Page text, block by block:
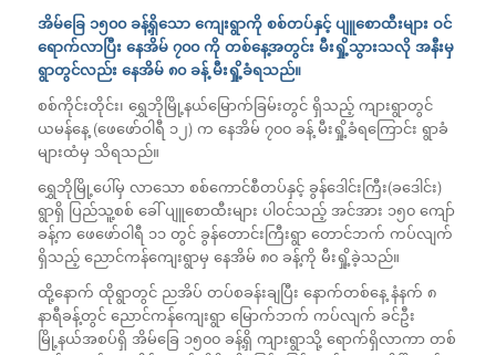
အိမ်ခြေ ၁၅၀၀ ခန့်ရှိသော ကျေးရွာကို စစ်တပ်နှင့် ပျူစောထီးများ ဝင်
ရောက်လာပြီး နေအိမ် ၇၀၀ ကို တစ်နေ့အတွင်း မီးရှို့သွားသလို အနီးမှ
ရွာတွင်လည်း နေအိမ် ၈၀ ခန့် မီးရှို့ခံရသည်။
စစ်ကိုင်းတိုင်း၊ ရွှေဘိုမြို့နယ်မြောက်ခြမ်းတွင် ရှိသည့် ကျားရွာတွင်
ယမန်နေ့ (ဖေဖော်ဝါရီ ၁၂) က နေအိမ် ၇၀၀ ခန့် မီးရှို့ခံရကြောင်း ရွာခံ
များထံမှ သိရသည်။
ရွှေဘိုမြို့ပေါ်မှ လာသော စစ်ကောင်စီတပ်နှင့် ခွန်ဒေါင်းကြီး(ခဒေါင်း)
ရွာရှိ ပြည်သူ့စစ် ခေါ် ပျူစောထီးများ ပါဝင်သည့် အင်အား ၁၅၀ ကျော်
ခန့်က ဖေဖော်ဝါရီ ၁၁ တွင် ခွန်တောင်းကြီးရွာ တောင်ဘက် ကပ်လျက်
ရှိသည့် ညောင်ကန်ကျေးရွာမှ နေအိမ် ၈၀ ခန့်ကို မီးရှို့ခဲ့သည်။
ထို့နောက် ထိုရွာတွင် ညအိပ် တပ်စခန်းချပြီး နောက်တစ်နေ့ နံနက် ၈
နာရီခန့်တွင် ညောင်ကန်ကျေးရွာ မြောက်ဘက် ကပ်လျက် ခင်ဦး
မြို့နယ်အစပ်ရှိ အိမ်ခြေ ၁၅၀၀ ခန့်ရှိ ကျားရွာသို့ ရောက်ရှိလာကာ တစ်